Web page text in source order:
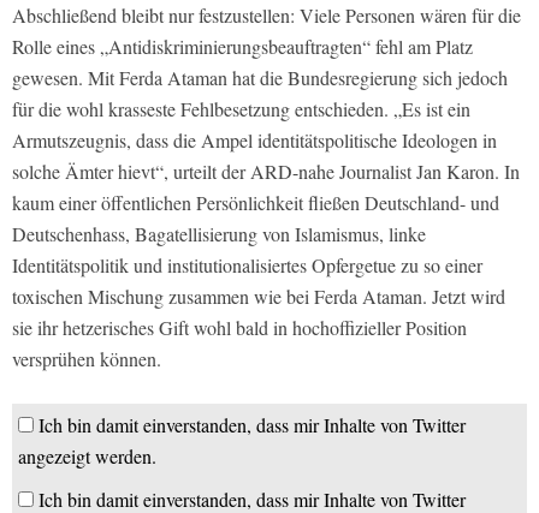
Abschließend bleibt nur festzustellen: Viele Personen wären für die
Rolle eines „Antidiskriminierungsbeauftragten“ fehl am Platz
gewesen. Mit Ferda Ataman hat die Bundesregierung sich jedoch
für die wohl krasseste Fehlbesetzung entschieden. „Es ist ein
Armutszeugnis, dass die Ampel identitätspolitische Ideologen in
solche Ämter hievt“, urteilt der ARD-nahe Journalist Jan Karon. In
kaum einer öffentlichen Persönlichkeit fließen Deutschland- und
Deutschenhass, Bagatellisierung von Islamismus, linke
Identitätspolitik und institutionalisiertes Opfergetue zu so einer
toxischen Mischung zusammen wie bei Ferda Ataman. Jetzt wird
sie ihr hetzerisches Gift wohl bald in hochoffizieller Position
versprühen können.
Ich bin damit einverstanden, dass mir Inhalte von Twitter
angezeigt werden.
Ich bin damit einverstanden, dass mir Inhalte von Twitter